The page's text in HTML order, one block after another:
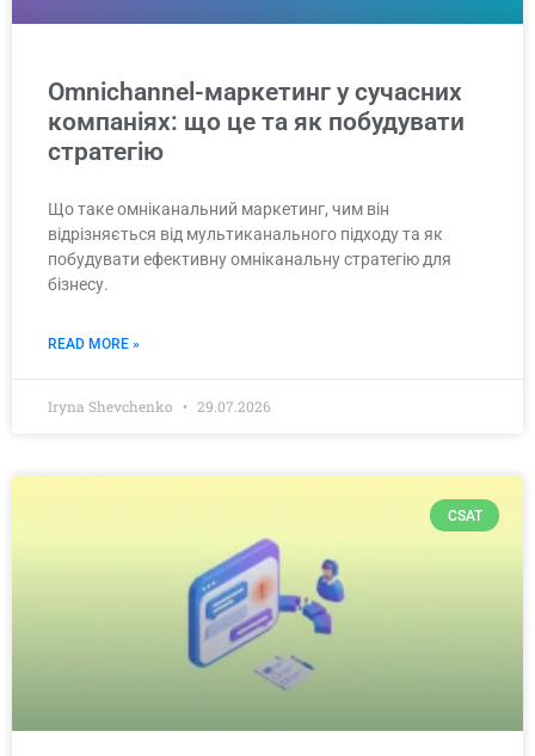
Omnichannel-маркетинг у сучасних
компаніях: що це та як побудувати
стратегію
Що таке омніканальний маркетинг, чим він
відрізняється від мультиканального підходу та як
побудувати ефективну омніканальну стратегію для
бізнесу.
READ MORE »
Iryna Shevchenko 29.07.2026
CSAT